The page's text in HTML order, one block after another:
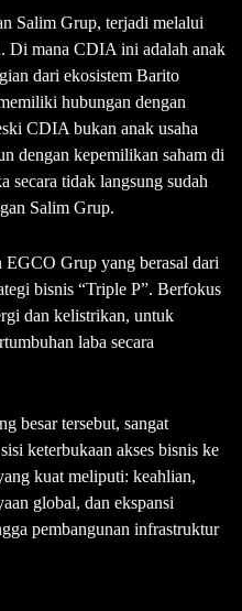
Salim Grup, terjadi melalui
Di mana CDIA ini adalah anak
dari ekosistem Barito
hubungan dengan
CDIA bukan anak usaha
dengan kepemilikan saham di
secara tidak langsung sudah
Salim Grup.
EGCO Grup yang berasal dari
bisnis “Triple P”. Berfokus
dan kelistrikan, untuk
laba secara
besar tersebut, sangat
keterbukaan akses bisnis ke
kuat meliputi: keahlian,
global, dan ekspansi
pembangunan infrastruktur